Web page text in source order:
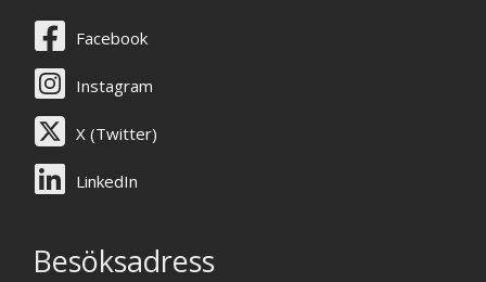
Facebook
Instagram
X (Twitter)
LinkedIn
Besöksadress